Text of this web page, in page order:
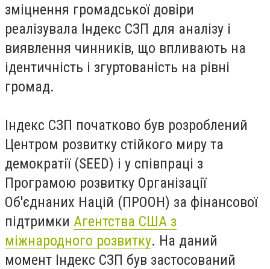
зміцнення громадської довіри
реалізувала Індекс СЗП для аналізу і
виявлення чинників, що впливають на
ідентичність і згуртованість на рівні
громад.
Індекс СЗП початково був розроблений
Центром розвитку стійкого миру та
демократії (SEED) і у співпраці з
Програмою розвитку Організації
Об'єднаних Націй (ПРООН) за фінансової
підтримки Агентства США з
міжнародного розвитку. На даний
момент Індекс СЗП був застосований